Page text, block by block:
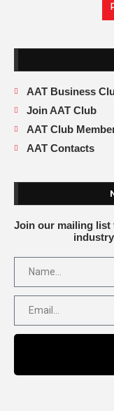
AAT Business
Join AAT Club
AAT Club
AAT Contacts
Join our mailing list